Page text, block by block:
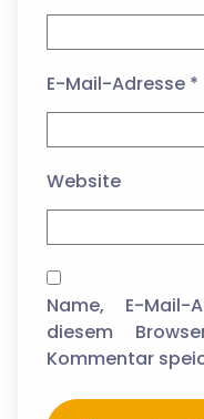
E-Mail-Adresse *
Website
Name, E-
diesem
Kommentar